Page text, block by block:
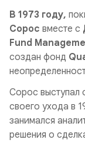
В 1973 году,
Сорос вместе с
Fund
создан фонд
Сорос выступал
своего ухода в
занимался
решения о